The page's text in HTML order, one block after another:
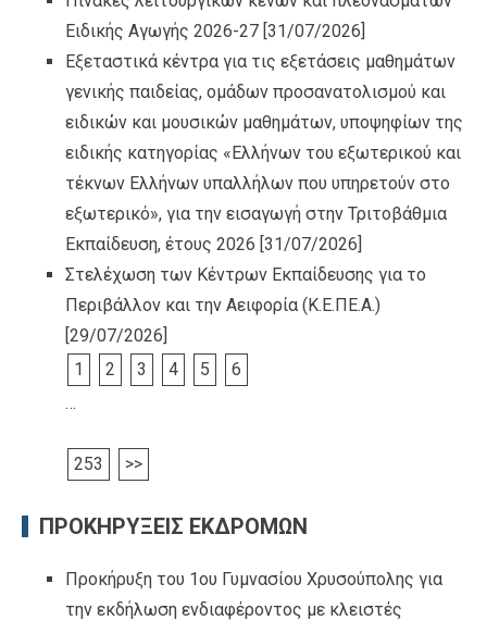
Ειδικής Αγωγής 2026-27 [31/07/2026]
Εξεταστικά κέντρα για τις εξετάσεις μαθημάτων
γενικής παιδείας, ομάδων προσανατολισμού και
ειδικών και μουσικών μαθημάτων, υποψηφίων της
ειδικής κατηγορίας «Ελλήνων του εξωτερικού και
τέκνων Ελλήνων υπαλλήλων που υπηρετούν στο
εξωτερικό», για την εισαγωγή στην Τριτοβάθμια
Εκπαίδευση, έτους 2026 [31/07/2026]
Στελέχωση των Κέντρων Εκπαίδευσης για το
Περιβάλλον και την Αειφορία (Κ.Ε.ΠΕ.Α.)
[29/07/2026]
1
2 3 4 5
6
…
253 >>
ΠΡΟΚΗΡΥΞΕΙΣ ΕΚΔΡΟΜΩΝ
Προκήρυξη του 1ου Γυμνασίου Χρυσούπολης για
την εκδήλωση ενδιαφέροντος με κλειστές